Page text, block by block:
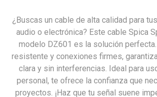
¿Buscas un cable de alta calidad para
audio o electrónica? Este cable Spica
modelo DZ601 es la solución
resistente y conexiones firmes,
clara y sin interferencias. Ideal para
personal, te ofrece la confianza que
proyectos. ¡Haz que tu señal suene